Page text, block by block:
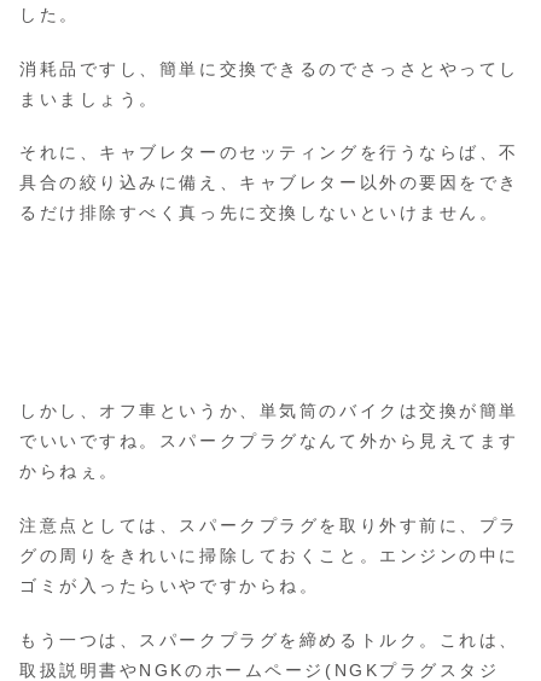
した。
消耗品ですし、簡単に交換できるのでさっさとやってし
まいましょう。
それに、キャブレターのセッティングを行うならば、不
具合の絞り込みに備え、キャブレター以外の要因をでき
るだけ排除すべく真っ先に交換しないといけません。
しかし、オフ車というか、単気筒のバイクは交換が簡単
でいいですね。スパークプラグなんて外から見えてます
からねぇ。
注意点としては、スパークプラグを取り外す前に、プラ
グの周りをきれいに掃除しておくこと。エンジンの中に
ゴミが入ったらいやですからね。
もう一つは、スパークプラグを締めるトルク。これは、
取扱説明書やNGKのホームページ(NGKプラグスタジ